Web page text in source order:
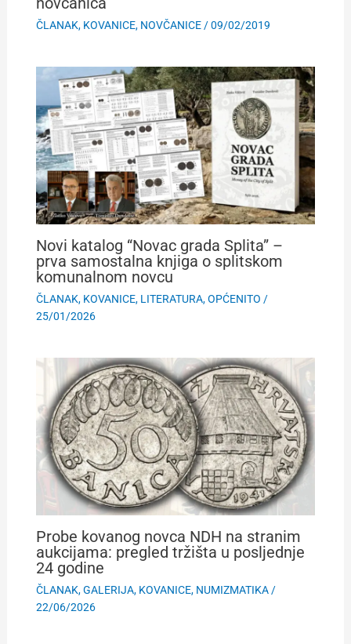
ČLANAK, KOVANICE, NOVČANICE/09/02/2019
Novi katalog “Novac grada Splita” –
prva samostalna knjiga o splitskom
komunalnom novcu
ČLANAK, KOVANICE, LITERATURA,OPĆENITO /
25/01/2026
Probe kovanog novca NDH na stranim
aukcijama: pregled tržišta u posljednje
24 godine
ČLANAK,GALERIJA, KOVANICE, NUMIZMATIKA/
22/06/2026